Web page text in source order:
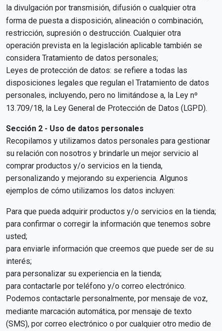
la divulgación por transmisión, difusión o cualquier otra
forma de puesta a disposición, alineación o combinación,
restricción, supresión o destrucción. Cualquier otra
operación prevista en la legislación aplicable también se
considera Tratamiento de datos personales;
Leyes de protección de datos: se refiere a todas las
disposiciones legales que regulan el Tratamiento de datos
personales, incluyendo, pero no limitándose a, la Ley nº
13.709/18, la Ley General de Protección de Datos (LGPD).
Sección 2 - Uso de datos personales
Recopilamos y utilizamos datos personales para gestionar
su relación con nosotros y brindarle un mejor servicio al
comprar productos y/o servicios en la tienda,
personalizando y mejorando su experiencia. Algunos
ejemplos de cómo utilizamos los datos incluyen:
Para que pueda adquirir productos y/o servicios en la tienda;
para confirmar o corregir la información que tenemos sobre
usted;
para enviarle información que creemos que puede ser de su
interés;
para personalizar su experiencia en la tienda;
para contactarle por teléfono y/o correo electrónico.
Podemos contactarle personalmente, por mensaje de voz,
mediante marcación automática, por mensaje de texto
(SMS), por correo electrónico o por cualquier otro medio de